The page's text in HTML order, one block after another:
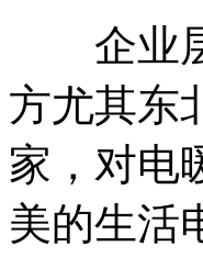
企业层
方尤其东
家，对电
美的生活